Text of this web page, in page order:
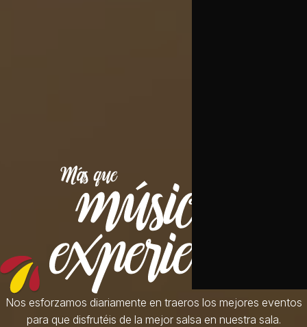
Nos esforzamos diariamente en traeros los mejores eventos
para que disfrutéis de la mejor salsa en nuestra sala.